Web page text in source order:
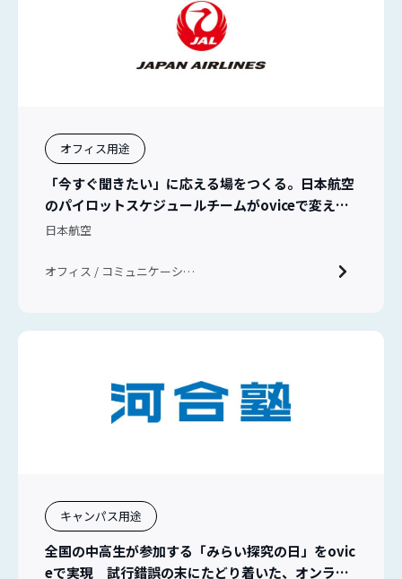
オフィス用途
「今すぐ聞きたい」に応える場をつくる。日本航空
のパイロットスケジュールチームがoviceで変えた
チームコミュニケーション
日本航空
オフィス / コミュニケーショ
キャンパス用途
全国の中高生が参加する「みらい探究の日」をovic
eで実現 試行錯誤の末にたどり着いた、オンライ